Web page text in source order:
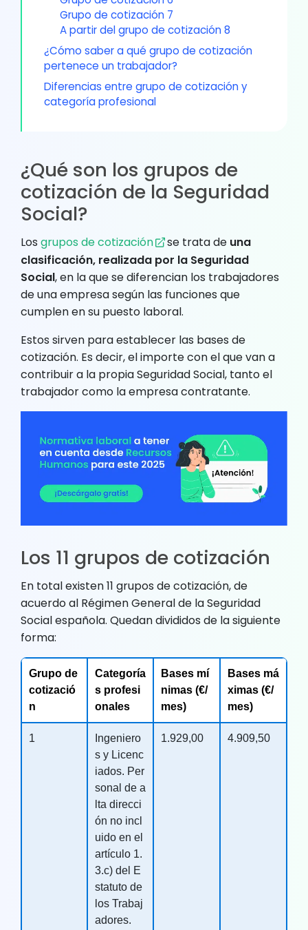
Grupo de cotización 7
A partir del grupo de cotización 8
¿Cómo saber a qué grupo de cotización
pertenece un trabajador?
Diferencias entre grupo de cotización y
categoría profesional
¿Qué son los grupos de
cotización de la Seguridad
Social?
Los grupos de cotización se trata de una
clasificación, realizada por la Seguridad
Social, en la que se diferencian los trabajadores
de una empresa según las funciones que
cumplen en su puesto laboral.
Estos sirven para establecer las bases de
cotización. Es decir, el importe con el que van a
contribuir a la propia Seguridad Social, tanto el
trabajador como la empresa contratante.
Los 11 grupos de cotización
En total existen 11 grupos de cotización, de
acuerdo al Régimen General de la Seguridad
Social española. Quedan divididos de la siguiente
forma:
Grupo de
cotizació
n
Categoría
s profesi
onales
Bases mí
nimas (€/
mes)
Bases má
ximas (€/
mes)
1
Ingeniero
s y Licenc
iados. Per
sonal de a
lta direcci
ón no incl
uido en el
artículo 1.
3.c) del E
statuto de
los Trabaj
adores.
1.929,00 4.909,50